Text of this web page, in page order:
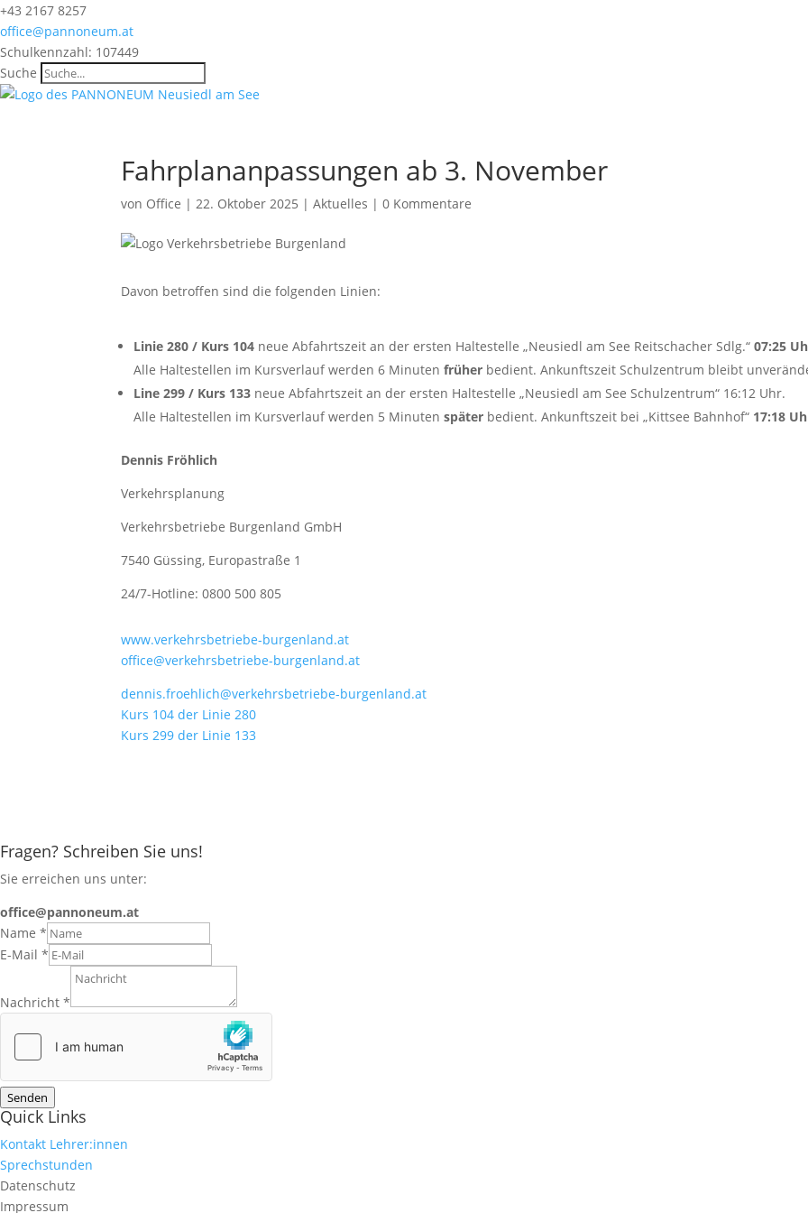
+43 2167 8257
office@pannoneum.at
Schulkennzahl: 107449
Suche
Fahrplananpassungen ab 3. November
von Office |22. Oktober 2025 |Aktuelles |0 Kommentare
Davon betroffen sind die folgenden Linien:
Linie 280 / Kurs 104 neue Abfahrtszeit an der ersten Haltestelle „Neusiedl am See Reitschacher Sdlg.“07:25
Alle Haltestellen im Kursverlauf werden 6 Minutenfrüher bedient. Ankunftszeit Schulzentrum bleibt
Line 299 / Kurs 133 neue Abfahrtszeit an der ersten Haltestelle „Neusiedl am See Schulzentrum“ 16:12 Uhr.
Alle Haltestellen im Kursverlauf werden 5 Minutenspäter bedient. Ankunftszeit bei „Kittsee Bahnhof“ 17:18
Dennis Fröhlich
Verkehrsplanung
Verkehrsbetriebe Burgenland GmbH
7540 Güssing, Europastraße 1
24/7-Hotline: 0800 500 805
www.verkehrsbetriebe-burgenland.at
office@verkehrsbetriebe-burgenland.at
dennis.froehlich@verkehrsbetriebe-burgenland.at
Kurs 104 der Linie 280
Kurs 299 der Linie 133
Fragen? Schreiben Sie uns!
Sie erreichen uns unter:
office@pannoneum.at
Name *
E-Mail *
Nachricht *
Senden
Quick Links
Kontakt Lehrer:innen
Sprechstunden
Datenschutz
Impressum